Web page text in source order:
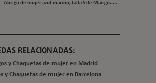
Abrigo de mujer azul marino, talla S de Mango.....
RELACIONADAS:
y Chaquetas de mujer en Madrid
y Chaquetas de mujer en Barcelona